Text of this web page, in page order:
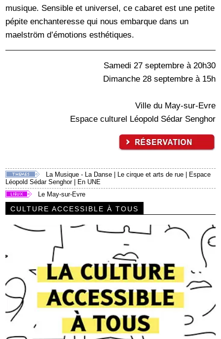
musique. Sensible et universel, ce cabaret est une petite
pépite enchanteresse qui nous embarque dans un
maelström d’émotions esthétiques.
Samedi 27 septembre à 20h30
Dimanche 28 septembre à 15h
Ville du May-sur-Evre
Espace culturel Léopold Sédar Senghor
La Musique - La Danse Le cirque et arts de rue
Espace
Léopold Sédar Senghor|
En UNE
Le May-sur-Evre
CULTURE ACCESSIBLE À TOUS